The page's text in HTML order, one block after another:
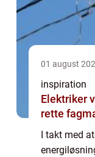
01 august
inspiration
Elektriker varde sådan
rette
I takt med